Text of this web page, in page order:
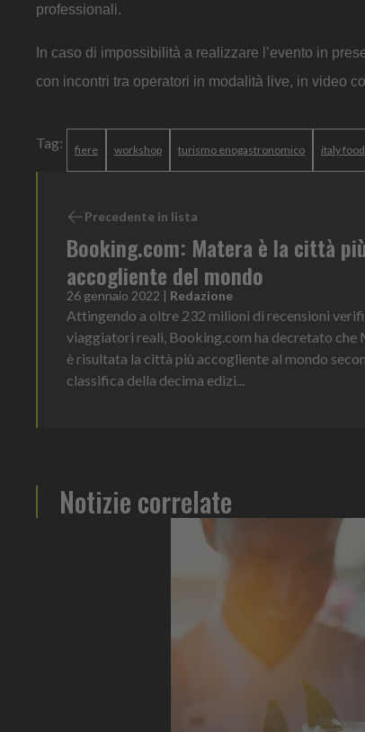
professionali.
In caso di impossibilità a realizzare l’evento in
con incontri tra operatori in modalità live, in video
Tag: fiere workshop turismo enogastronomico italy
Precedente in lista
Booking.com: Matera è la città
accogliente del mondo
26 gennaio 2022 | Redazione
Attingendo a oltre 232 milioni di recensioni
viaggiatori reali, Booking.com ha decretato che
è risultata la città più accogliente al mondo
classifica della decima edizi...
Notizie correlate